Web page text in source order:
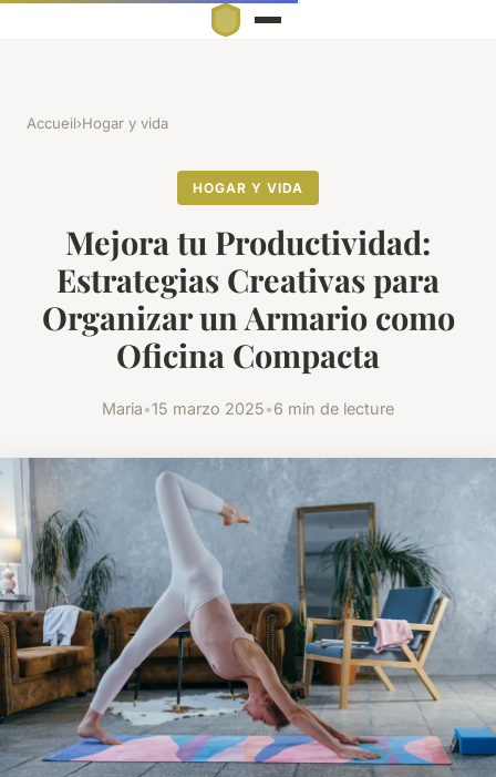
Accueil›Hogar y vida
HOGAR Y VIDA
Mejora tu Productividad:
Estrategias Creativas para
Organizar un Armario como
Oficina Compacta
Maria•15 marzo 2025•6 min de lecture